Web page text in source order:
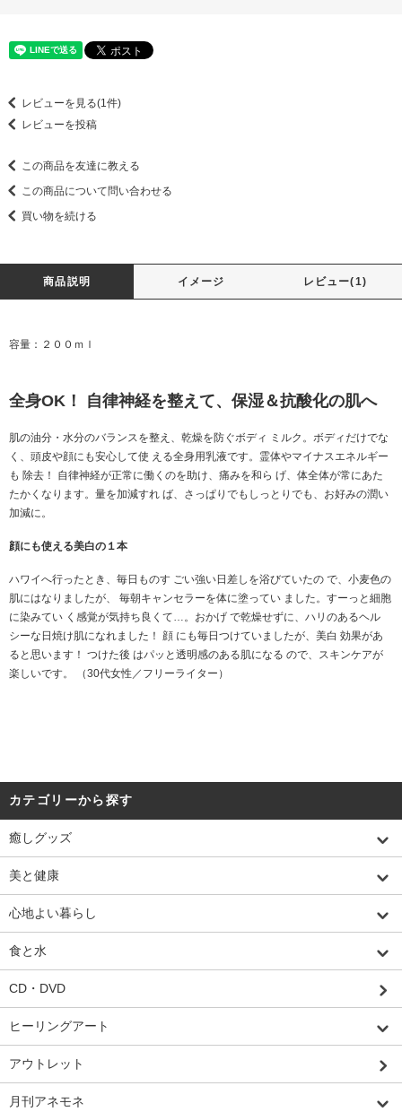
レビューを見る(1件)
レビューを投稿
この商品を友達に教える
この商品について問い合わせる
買い物を続ける
商品説明 イメージ レビュー(1)
容量：２００ｍｌ
全身OK！ 自律神経を整えて、保湿＆抗酸化の肌へ
肌の油分・水分のバランスを整え、乾燥を防ぐボディ ミルク。ボディだけでな
く、頭皮や顔にも安心して使 える全身用乳液です。霊体やマイナスエネルギー
も 除去！ 自律神経が正常に働くのを助け、痛みを和ら げ、体全体が常にあた
たかくなります。量を加減すれ ば、さっぱりでもしっとりでも、お好みの潤い
加減に。
顔にも使える美白の１本
ハワイへ行ったとき、毎日ものす ごい強い日差しを浴びていたの で、小麦色の
肌にはなりましたが、 毎朝キャンセラーを体に塗ってい ました。すーっと細胞
に染みてい く感覚が気持ち良くて…。おかげ で乾燥せずに、ハリのあるヘル
シーな日焼け肌になれました！ 顔 にも毎日つけていましたが、美白 効果があ
ると思います！ つけた後 はパッと透明感のある肌になる ので、スキンケアが
楽しいです。 （30代女性／フリーライター）
カテゴリーから探す
癒しグッズ
美と健康
心地よい暮らし
食と水
CD・DVD
ヒーリングアート
アウトレット
月刊アネモネ